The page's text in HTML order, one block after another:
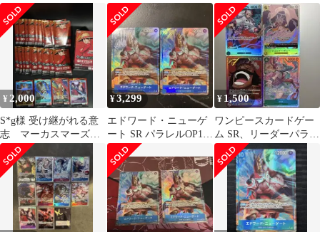
ット エドワード•ニュ
ーゲート など
SRパラレル
¥ 2,000
S*g様 受け継がれる意
志 マーカスマーズ
聖 Rパラレル含む
1box開封セット
¥3,299
エドワード・ニューゲ
ート SR パラレルOP13-
042 2枚 ワンピースカ
ード
¥ 1,500
ワンピースカードゲー
ム SR、リーダーパラレ
ルまとめ売り8枚セット